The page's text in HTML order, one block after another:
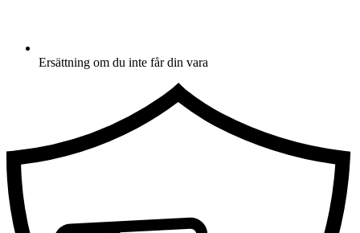
Ersättning om du inte får din vara